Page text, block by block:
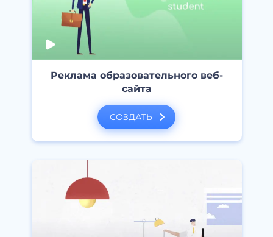
Реклама образовательного веб-
сайта
СОЗДАТЬ